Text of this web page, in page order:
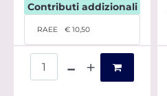
Contributi addizionali
RAEE € 10,50